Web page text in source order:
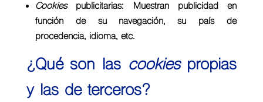
Cookies
publicitarias: Muestran publicidad en
función de su navegación, su país de
procedencia, idioma, etc.
¿Qué son las cookies propias
y las de terceros?